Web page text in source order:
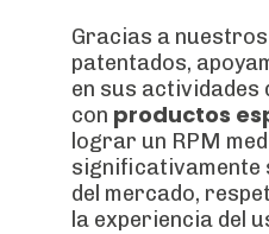
Gracias a
patentados,
en sus actividades
con productos
lograr un RPM
significativamente
del mercado,
la experiencia del